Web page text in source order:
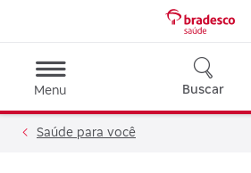
Menu Buscar
Saúde para você